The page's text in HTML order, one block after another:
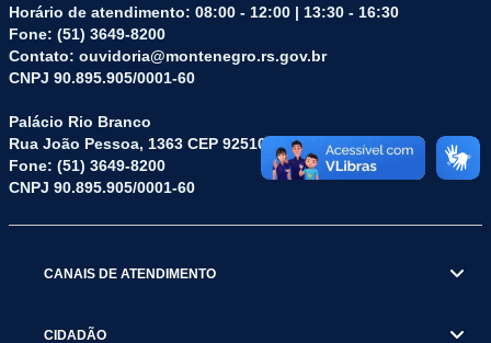
Horário de atendimento: 08:00 - 12:00 | 13:30 - 16:30
Fone: (51) 3649-8200
Contato: ouvidoria@montenegro.rs.gov.br
CNPJ 90.895.905/0001-60
Palácio Rio Branco
Rua João Pessoa, 1363 CEP 92510-045
Fone: (51) 3649-8200
CNPJ 90.895.905/0001-60
CANAIS DE ATENDIMENTO
CIDADÃO